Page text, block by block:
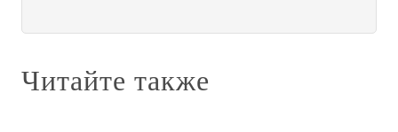
Читайте также